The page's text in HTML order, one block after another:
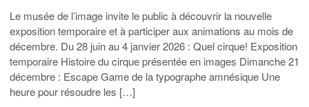
Le musée de l’image invite le public à découvrir la nouvelle
exposition temporaire et à participer aux animations au mois de
décembre. Du 28 juin au 4 janvier 2026 : Quel cirque! Exposition
temporaire Histoire du cirque présentée en images Dimanche 21
décembre : Escape Game de la typographe amnésique Une
heure pour résoudre les […]